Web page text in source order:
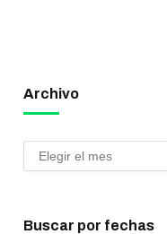
Archivo
Buscar por fechas